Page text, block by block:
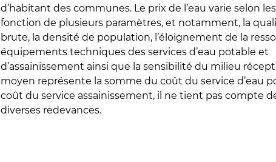
d’habitant des communes. Le prix de l’eau varie selon
fonction de plusieurs paramètres, et notamment, la
brute, la densité de population, l’éloignement de la
équipements techniques des services d’eau potable et
d’assainissement ainsi que la sensibilité du milieu
moyen représente la somme du coût du service d’eau
coût du service assainissement, il ne tient pas compte
diverses redevances.